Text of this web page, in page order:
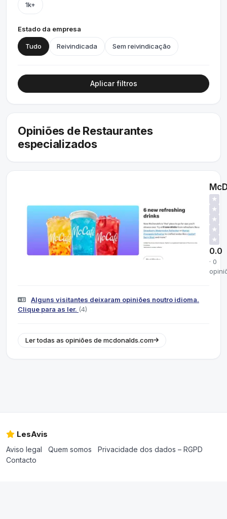
1k+
Estado da empresa
Tudo Reivindicada Sem reivindicação
Aplicar filtros
Opiniões de Restaurantes
especializados
★
★
★
★
★
0.0
· 0
Alguns visitantes deixaram opiniões noutro idioma.
Clique para as ler. (4)
Ler todas as opiniões de mcdonalds.com
LesAvis
Aviso legal Quem somos
Privacidade dos dados – RGPD
Contacto